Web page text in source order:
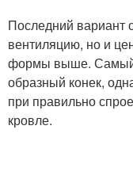
Последний вариант
вентиляцию, но и
формы выше. Самый
образный конек,
при правильно
кровле.